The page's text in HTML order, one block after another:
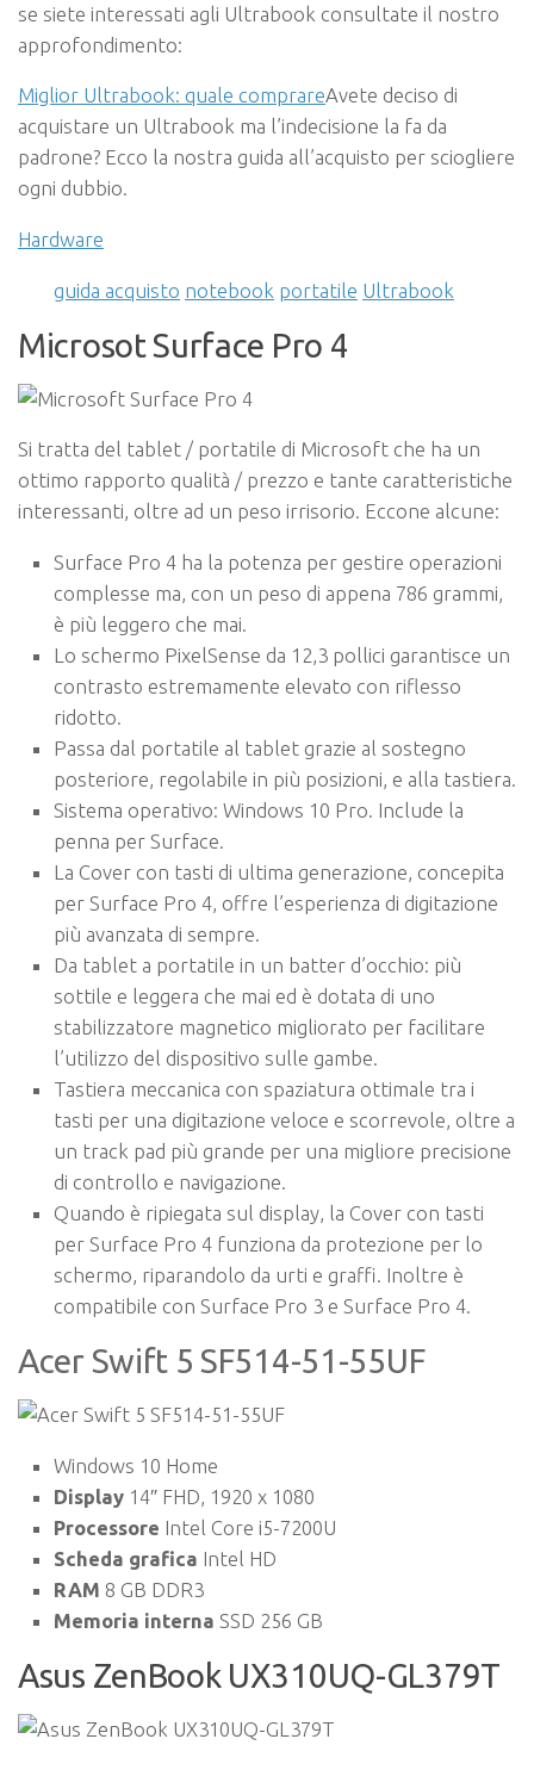
se siete interessati agli Ultrabook consultate il nostro
approfondimento:
Miglior Ultrabook: quale comprareAvete deciso di
acquistare un Ultrabook ma l’indecisione la fa da
padrone? Ecco la nostra guida all’acquisto per sciogliere
ogni dubbio.
Hardware
guida acquisto notebook portatile Ultrabook
Microsot Surface Pro 4
Si tratta del tablet / portatile di Microsoft che ha un
ottimo rapporto qualità / prezzo e tante caratteristiche
interessanti, oltre ad un peso irrisorio. Eccone alcune:
Surface Pro 4 ha la potenza per gestire operazioni
complesse ma, con un peso di appena 786 grammi,
è più leggero che mai.
Lo schermo PixelSense da 12,3 pollici garantisce un
contrasto estremamente elevato con riflesso
ridotto.
Passa dal portatile al tablet grazie al sostegno
posteriore, regolabile in più posizioni, e alla tastiera.
Sistema operativo: Windows 10 Pro. Include la
penna per Surface.
La Cover con tasti di ultima generazione, concepita
per Surface Pro 4, offre l’esperienza di digitazione
più avanzata di sempre.
Da tablet a portatile in un batter d’occhio: più
sottile e leggera che mai ed è dotata di uno
stabilizzatore magnetico migliorato per facilitare
l’utilizzo del dispositivo sulle gambe.
Tastiera meccanica con spaziatura ottimale tra i
tasti per una digitazione veloce e scorrevole, oltre a
un track pad più grande per una migliore precisione
di controllo e navigazione.
Quando è ripiegata sul display, la Cover con tasti
per Surface Pro 4 funziona da protezione per lo
schermo, riparandolo da urti e graffi. Inoltre è
compatibile con Surface Pro 3 e Surface Pro 4.
Acer Swift 5 SF514-51-55UF
Windows 10 Home
Display 14″ FHD, 1920 x 1080
Processore Intel Core i5-7200U
Scheda grafica Intel HD
RAM 8 GB DDR3
Memoria interna SSD 256 GB
Asus ZenBook UX310UQ-GL379T